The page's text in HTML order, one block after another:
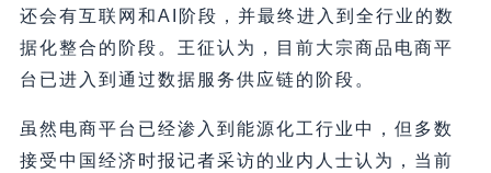
还会有互联网和AI阶段，并最终进入到全行业的数
据化整合的阶段。王征认为，目前大宗商品电商平
台已进入到通过数据服务供应链的阶段。
虽然电商平台已经渗入到能源化工行业中，但多数
接受中国经济时报记者采访的业内人士认为，当前